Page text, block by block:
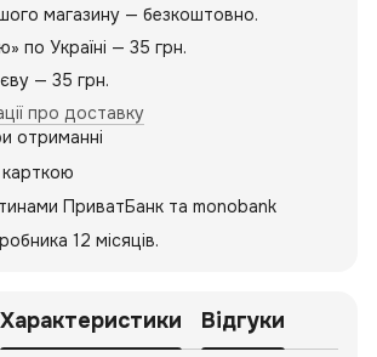
магазину — безкоштовно.
по Україні — 35 грн.
— 35 грн.
про доставку
отриманні
ПриватБанк та monobank
12 місяців.
Характеристики Відгуки